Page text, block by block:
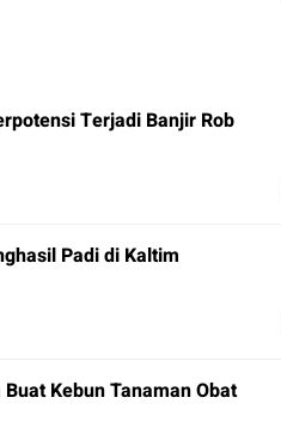
Terjadi Banjir Rob
Padi di Kaltim
Kebun Tanaman Obat